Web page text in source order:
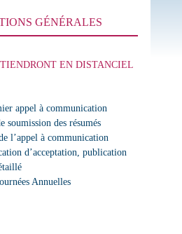
GÉNÉRALES
TIENDRONT EN DISTANCIEL
appel à communication
soumission des résumés
l’appel à communication
d’acceptation, publication
Annuelles